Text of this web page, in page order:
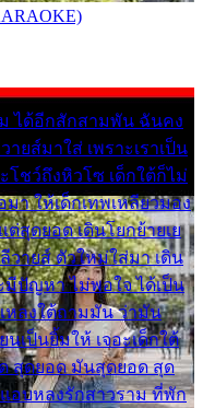
ได้อีกสักสามพัน ฉันคง
ยส์มาใส่ เพราะเราเป็น
โชว์ถึงหิวโซ เด็กใต้ก็ไม่
า ให้เด็กเทพเหลียวมอง
สุดยอด เดินโยกย้ายเย
วายส์ ตัวใหม่ใส่มา เดิน
ปัญหา ไม่พอใจ ได้เป็น
หลงใต้ถามมัน ว่ามัน
เป็นยิ้มให้ เจอะเด็กใต้
สุดยอด มันสุดยอด สุด
อบหลงรักสาวราม ที่พัก